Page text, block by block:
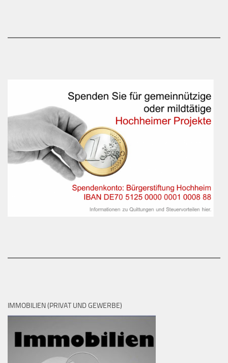
IMMOBILIEN (PRIVAT UND GEWERBE)